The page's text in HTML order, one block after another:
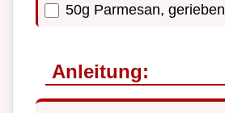
50g Parmesan, gerieben
Anleitung: